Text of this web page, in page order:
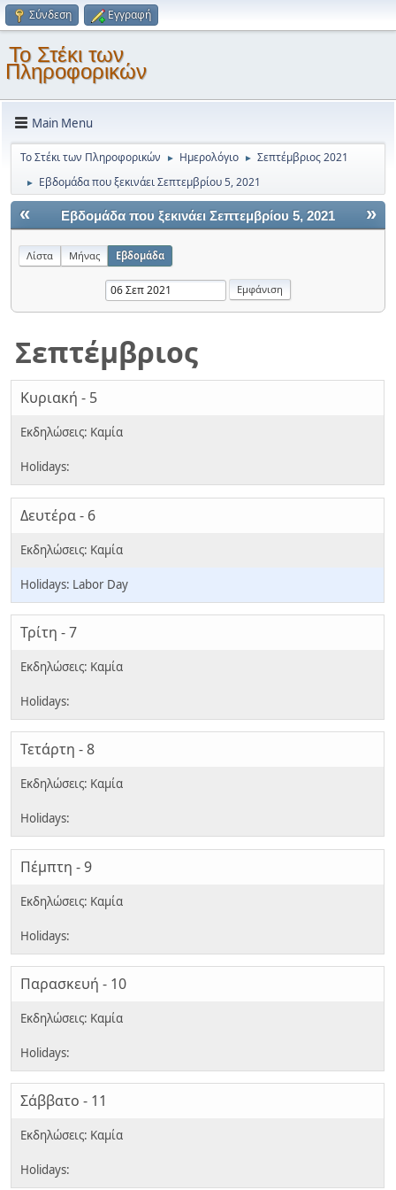
Σύνδεση Εγγραφή
Το Στέκι των
Πληροφορικών
Main Menu
Το Στέκι των Πληροφορικών ► Ημερολόγιο ► Σεπτέμβριος 2021
► Εβδομάδα που ξεκινάει Σεπτεμβρίου 5, 2021
« »
Εβδομάδα που ξεκινάει Σεπτεμβρίου 5, 2021
Λίστα Μήνας Εβδομάδα
Σεπτέμβριος
Κυριακή - 5
Δευτέρα - 6
Labor Day
Τρίτη - 7
Τετάρτη - 8
Πέμπτη - 9
Παρασκευή - 10
Σάββατο - 11